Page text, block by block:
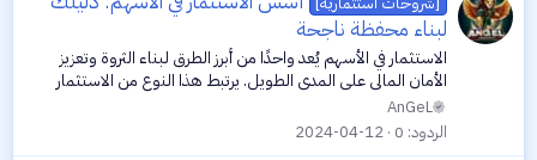
لبناء محفظة ناجحة
الاستثمار في الأسهم يُعد واحدًا من أبرز الطرق لبناء الثروة وتعزيز
الأمان المالي على المدى الطويل. يرتبط هذا النوع من الاستثمار
بشراء حصص في شركات عامة، وبالتالي امتلاك جزء منها. يُتيح
الاستثمار في...
AnGeL
الردود 0
2024-04-12